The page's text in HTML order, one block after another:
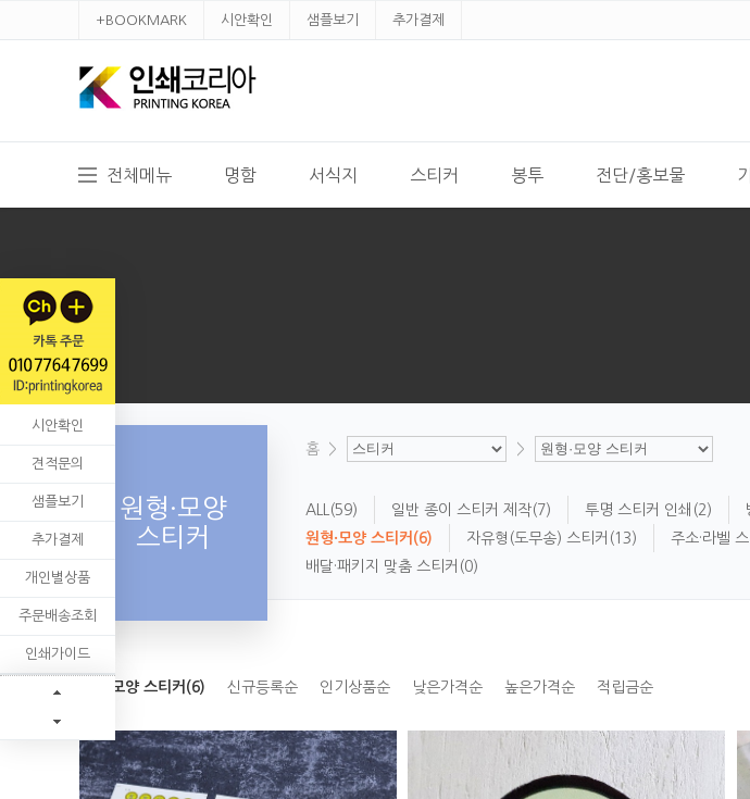
+BOOKMARK 시안확인 샘플보기 추가결제
전체메뉴 명함 서식지 스티커 봉투 전단/홍보물
원형·모양
스티커
홈 > >
ALL (59) 일반 종이 스티커 제작(7) 투명 스티커 인쇄 (2)
원형·모양 스티커 (6) 자유형(도무송) 스티커 (13) 주소·라벨
배달·패키지 맞춤 스티커 (0)
원형·모양 스티커(6) 신규등록순 인기상품순 낮은가격순 높은가격순 적립금순
시안확인
견적문의
샘플보기
추가결제
개인별상품
주문배송조회
인쇄가이드